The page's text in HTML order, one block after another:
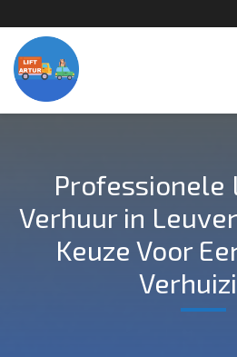
Professionele
Verhuur in
Keuze Voor